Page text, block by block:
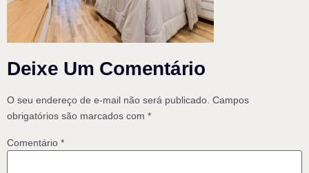
Deixe Um Comentário
O seu endereço de e-mail não será publicado. Campos
obrigatórios são marcados com *
Comentário *